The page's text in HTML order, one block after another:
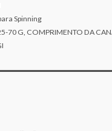
Spinning
70 G, COMPRIMENTO DA